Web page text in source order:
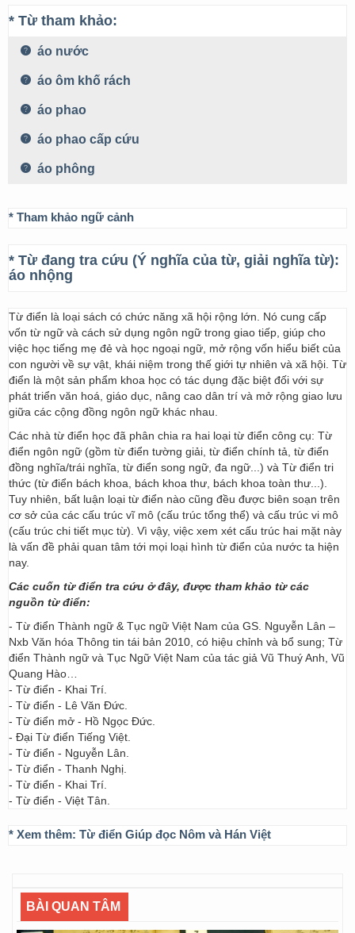
* Từ tham khảo:
áo nước
áo ôm khố rách
áo phao
áo phao cấp cứu
áo phông
* Tham khảo ngữ cảnh
* Từ đang tra cứu (Ý nghĩa của từ, giải nghĩa từ):
áo nhộng
Từ điển là loại sách có chức năng xã hội rộng lớn. Nó cung cấp
vốn từ ngữ và cách sử dụng ngôn ngữ trong giao tiếp, giúp cho
việc học tiếng mẹ đẻ và học ngoại ngữ, mở rộng vốn hiểu biết của
con người về sự vật, khái niệm trong thế giới tự nhiên và xã hội. Từ
điển là một sản phẩm khoa học có tác dụng đặc biệt đối với sự
phát triển văn hoá, giáo dục, nâng cao dân trí và mở rộng giao lưu
giữa các cộng đồng ngôn ngữ khác nhau.
Các nhà từ điển học đã phân chia ra hai loại từ điển công cụ: Từ
điển ngôn ngữ (gồm từ điển tường giải, từ điển chính tả, từ điển
đồng nghĩa/trái nghĩa, từ điển song ngữ, đa ngữ...) và Từ điển tri
thức (từ điển bách khoa, bách khoa thư, bách khoa toàn thư...).
Tuy nhiên, bất luận loại từ điển nào cũng đều được biên soạn trên
cơ sở của các cấu trúc vĩ mô (cấu trúc tổng thể) và cấu trúc vi mô
(cấu trúc chi tiết mục từ). Vì vậy, việc xem xét cấu trúc hai mặt này
là vấn đề phải quan tâm tới mọi loại hình từ điển của nước ta hiện
nay.
Các cuốn từ điển tra cứu ở đây, được tham khảo từ các
nguồn từ điển:
- Từ điển Thành ngữ & Tục ngữ Việt Nam của GS. Nguyễn Lân –
Nxb Văn hóa Thông tin tái bản 2010, có hiệu chỉnh và bổ sung; Từ
điển Thành ngữ và Tục Ngữ Việt Nam của tác giả Vũ Thuý Anh, Vũ
Quang Hào…
- Từ điển - Khai Trí.
- Từ điển - Lê Văn Đức.
- Từ điển mở - Hồ Ngọc Đức.
- Đại Từ điển Tiếng Việt.
- Từ điển - Nguyễn Lân.
- Từ điển - Thanh Nghị.
- Từ điển - Khai Trí.
- Từ điển - Việt Tân.
* Xem thêm: Từ điển Giúp đọc Nôm và Hán Việt
BÀI QUAN TÂM